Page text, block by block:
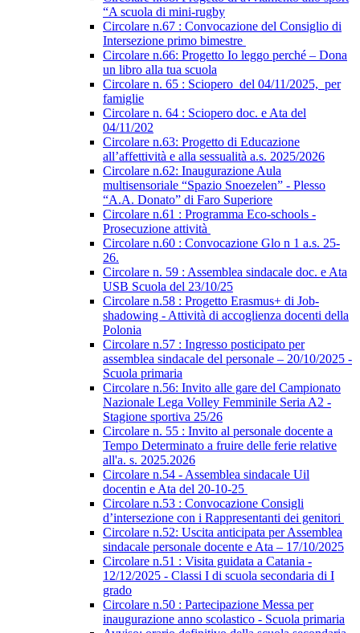
“A scuola di mini-rugby
Circolare n.67 : Convocazione del Consiglio di
Intersezione primo bimestre
Circolare n.66: Progetto Io leggo perché – Dona
un libro alla tua scuola
Circolare n. 65 : Sciopero del 04/11/2025, per
famiglie
Circolare n. 64 : Sciopero doc. e Ata del
04/11/202
Circolare n.63: Progetto di Educazione
all’affettività e alla sessualità a.s. 2025/2026
Circolare n.62: Inaugurazione Aula
multisensoriale “Spazio Snoezelen” - Plesso
“A.A. Donato” di Faro Superiore
Circolare n.61 : Programma Eco-schools -
Prosecuzione attività
Circolare n.60 : Convocazione Glo n 1 a.s. 25-
26.
Circolare n. 59 : Assemblea sindacale doc. e Ata
USB Scuola del 23/10/25
Circolare n.58 : Progetto Erasmus+ di Job-
shadowing - Attività di accoglienza docenti della
Polonia
Circolare n.57 : Ingresso posticipato per
assemblea sindacale del personale – 20/10/2025 -
Scuola primaria
Circolare n.56: Invito alle gare del Campionato
Nazionale Lega Volley Femminile Seria A2 -
Stagione sportiva 25/26
Circolare n. 55 : Invito al personale docente a
Tempo Determinato a fruire delle ferie relative
all'a. s. 2025.2026
Circolare n.54 - Assemblea sindacale Uil
docentin e Ata del 20-10-25
Circolare n.53 : Convocazione Consigli
d’intersezione con i Rappresentanti dei genitori
Circolare n.52: Uscita anticipata per Assemblea
sindacale personale docente e Ata – 17/10/2025
Circolare n.51 : Visita guidata a Catania -
12/12/2025 - Classi I di scuola secondaria di I
grado
Circolare n.50 : Partecipazione Messa per
inaugurazione anno scolastico - Scuola primaria